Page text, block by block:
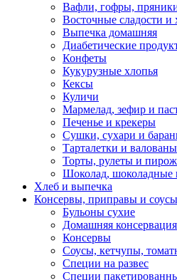
Вафли, гофры,
Восточные сладости и
Выпечка домашняя
Диабетические
Конфеты
Кукурузные хлопья
Кексы
Куличи
Мармелад, зефир и
Печенье и крекеры
Сушки, сухари и
Тарталетки и валованы
Торты, рулеты и
Шоколад, шоколадные
Хлеб и выпечка
Консервы, приправы и соусы
Бульоны сухие
Домашняя консервация
Консервы
Соусы, кетчупы,
Специи на развес
Специи